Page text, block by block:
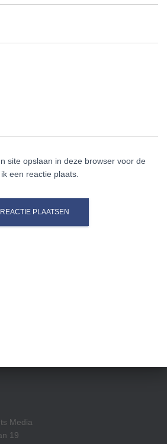
site opslaan in deze browser voor de
een reactie plaats.
Media
19